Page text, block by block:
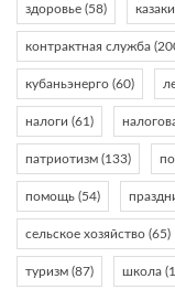
здоровье (58) казаки
контрактная служба
кубаньэнерго (60)
налоги (61)
патриотизм (133)
помощь (54)
сельское хозяйство (65)
туризм (87) школа